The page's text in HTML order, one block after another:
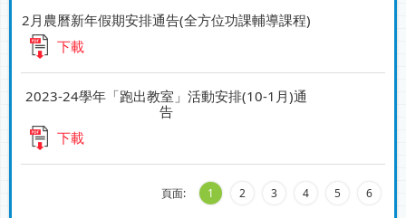
2月農曆新年假期安排通告(全方位功課輔導課程)
下載
2023-24學年「跑出教室」活動安排(10-1月)通
告
下載
頁面: 1 2 3 4 5 6